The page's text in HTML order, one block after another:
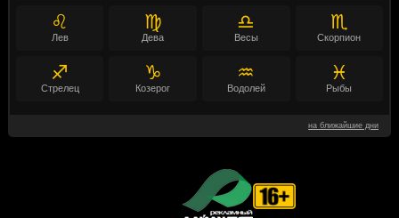
♌
Лев
♍
Дева
♎
Весы
♏
Скорпион
♐
Стрелец
♑
Козерог
♒
Водолей
♓
Рыбы
на ближайшие дни